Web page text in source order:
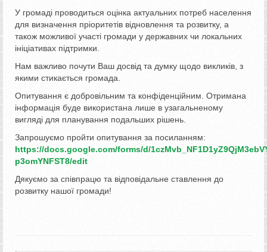
У громаді проводиться оцінка актуальних потреб населення
для визначення пріоритетів відновлення та розвитку, а
також можливої ​​участі громади у державних чи локальних
ініціативах підтримки.
Нам важливо почути Ваш досвід та думку щодо викликів, з
якими стикається громада.
Опитування є добровільним та конфіденційним. Отримана
інформація буде використана лише в узагальненому
вигляді для планування подальших рішень.
Запрошуємо пройти опитування за посиланням:
https://docs.google.com/forms/d/
p3omYNFST8/edit
Дякуємо за співпрацю та відповідальне ставлення до
розвитку нашої громади!